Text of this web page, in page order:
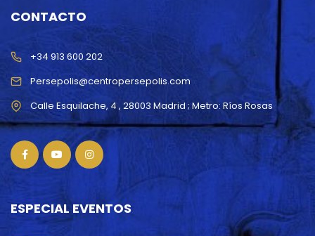
CONTACTO
Persepolis@centropersepolis.com
+34 913 600 202
ESPECIAL EVENTOS